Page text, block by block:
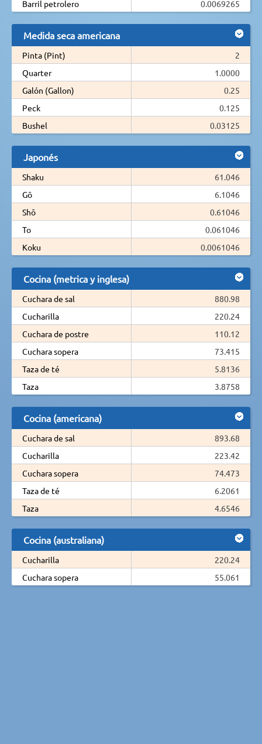
Barril petrolero 0.0069265
Medida seca americana
Pinta (Pint)
2
Quarter
1.0000
Galón (Gallon)
0.25
Peck
0.125
Bushel
0.03125
Japonés
Shaku
61.046
Gō
6.1046
Shō
0.61046
To
0.061046
Koku
0.0061046
Cocina (metrica y inglesa)
Cuchara de sal
880.98
Cucharilla
220.24
Cuchara de postre
110.12
Cuchara sopera
73.415
Taza de té
5.8136
Taza
3.8758
Cocina (americana)
Cuchara de sal
893.68
Cucharilla
223.42
Cuchara sopera
74.473
Taza de té
6.2061
Taza
4.6546
Cocina (australiana)
Cucharilla
220.24
Cuchara sopera
55.061